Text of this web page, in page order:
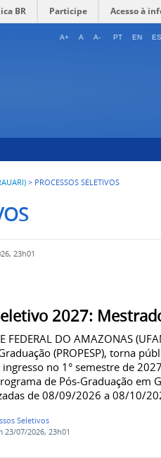
BR Participe Acesso à
A+ A A- PT EN ES
> PROCESSOS SELETIVOS
23h01
2027:
FEDERAL DO AMAZONAS
(PROPESP), torna
no 1° semestre de
de Pós-Graduação em
de 08/09/2026 a 08/10/
Seletivos
23/07/2026, 23h01